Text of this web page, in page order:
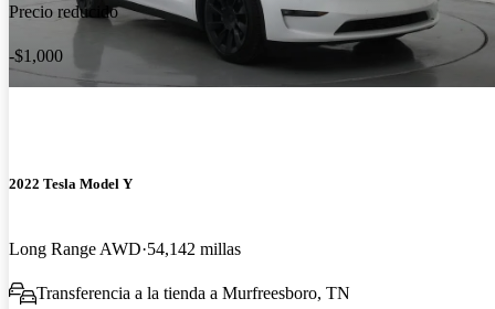
Precio reducido
-$1,000
2022 Tesla Model Y
Long Range AWD 54,142 millas
Transferencia a la tienda a Murfreesboro, TN